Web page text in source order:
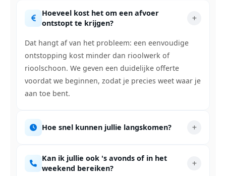
Hoeveel kost het om een afvoer
ontstopt te krijgen?
Dat hangt af van het probleem: een eenvoudige
ontstopping kost minder dan rioolwerk of
rioolschoon. We geven een duidelijke offerte
voordat we beginnen, zodat je precies weet waar je
aan toe bent.
Hoe snel kunnen jullie langskomen?
Kan ik jullie ook 's avonds of in het
weekend bereiken?